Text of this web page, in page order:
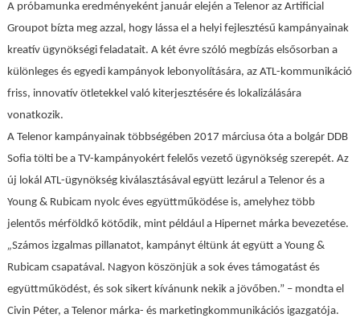
A próbamunka eredményeként január elején a Telenor az Artificial
Groupot bízta meg azzal, hogy lássa el a helyi fejlesztésű kampányainak
kreatív ügynökségi feladatait. A két évre szóló megbízás elsősorban a
különleges és egyedi kampányok lebonyolítására, az ATL-kommunikáció
friss, innovatív ötletekkel való kiterjesztésére és lokalizálására
vonatkozik.
A Telenor kampányainak többségében 2017 márciusa óta a bolgár DDB
Sofia tölti be a TV-kampányokért felelős vezető ügynökség szerepét. Az
új lokál ATL-ügynökség kiválasztásával együtt lezárul a Telenor és a
Young & Rubicam nyolc éves együttműködése is, amelyhez több
jelentős mérföldkő kötődik, mint például a Hipernet márka bevezetése.
„Számos izgalmas pillanatot, kampányt éltünk át együtt a Young &
Rubicam csapatával. Nagyon köszönjük a sok éves támogatást és
együttműködést, és sok sikert kívánunk nekik a jövőben.” – mondta el
Civin Péter, a Telenor márka- és marketingkommunikációs igazgatója.